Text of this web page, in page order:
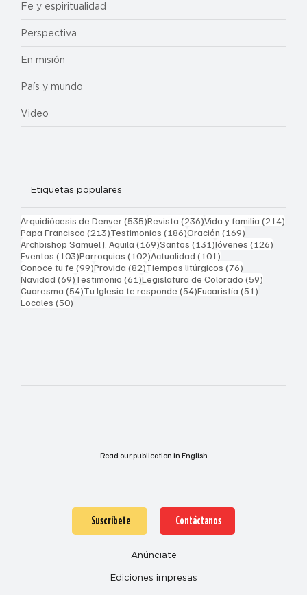
Fe y espiritualidad
Perspectiva
En misión
País y mundo
Video
Etiquetas populares
Arquidiócesis de Denver(535)535 entradas
Revista (236)236 entradas
Vida y familia (214)
Papa Francisco (213)213 entradas
Testimonios (186)186 entradas
Oración (169)
Archbishop Samuel J. Aquila (169)169 entradas
Santos (131)131 entradas
Jóvenes (126)
Eventos (103)103 entradas
Parroquias (102)102 entradas
Actualidad (101)
Conoce tu fe (99)99 entradas
Provida (82)82 entradas
Tiempos litúrgicos (76)
Navidad (69)69 entradas
Testimonio (61)61 entradas
Legislatura de Colorado (59)
Cuaresma (54)54 entradas
Tu Iglesia te responde (54)54 entradas
Eucaristía (51)
Locales (50)
Read our publication in English
Suscríbete Contáctanos
Anúnciate
Ediciones impresas